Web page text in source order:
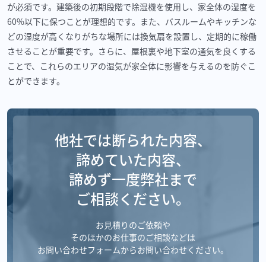
が必須です。建築後の初期段階で除湿機を使用し、家全体の湿度を
60%以下に保つことが理想的です。また、バスルームやキッチンな
どの湿度が高くなりがちな場所には換気扇を設置し、定期的に稼働
させることが重要です。さらに、屋根裏や地下室の通気を良くする
ことで、これらのエリアの湿気が家全体に影響を与えるのを防ぐこ
とができます。
他社では断られた内容、
諦めていた内容、
諦めず一度弊社まで
ご相談ください。
お見積りのご依頼や
そのほかのお仕事のご相談などは
お問い合わせフォームからお問い合わせください。